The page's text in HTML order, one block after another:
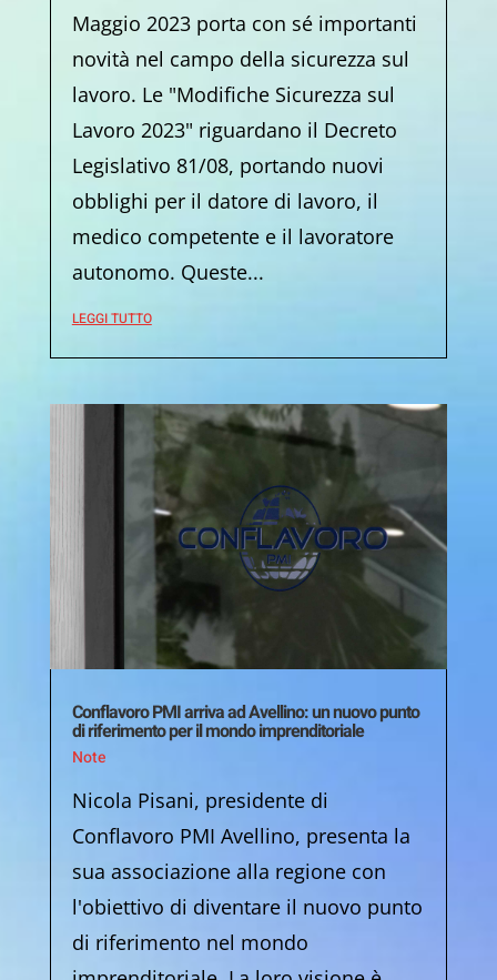
Maggio 2023 porta con sé importanti
novità nel campo della sicurezza sul
lavoro. Le "Modifiche Sicurezza sul
Lavoro 2023" riguardano il Decreto
Legislativo 81/08, portando nuovi
obblighi per il datore di lavoro, il
medico competente e il lavoratore
autonomo. Queste...
LEGGI TUTTO
Conflavoro PMI arriva ad Avellino: un nuovo punto
di riferimento per il mondo imprenditoriale
Note
Nicola Pisani, presidente di
Conflavoro PMI Avellino, presenta la
sua associazione alla regione con
l'obiettivo di diventare il nuovo punto
di riferimento nel mondo